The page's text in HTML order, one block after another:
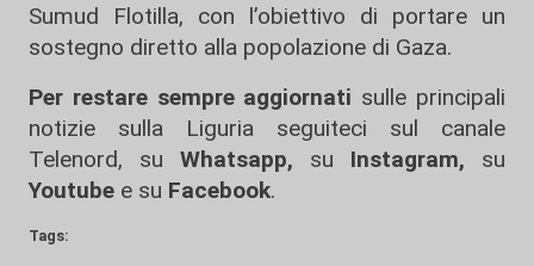
Sumud Flotilla, con l’obiettivo di portare un
sostegno diretto alla popolazione di Gaza.
Per restare sempre aggiornati sulle principali
notizie sulla Liguria seguiteci sul canale
Telenord, su
Whatsapp, su Instagram, su
Youtube e su Facebook.
Tags: